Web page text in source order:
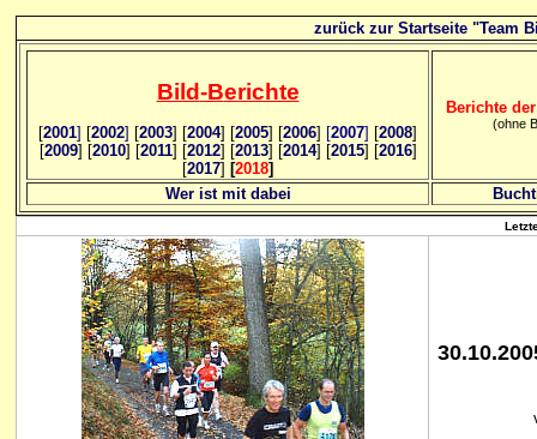
zurück zur Startseite "Team
Bild-Berichte
[2001] [2002] [2003] [2004] [2005] [2006] [2007] [2008]
[2009] [2010] [2011] [2012] [2013] [2014] [2015] [2016]
[2017] [2018]
Berichte
(ohne
Wer ist mit dabei